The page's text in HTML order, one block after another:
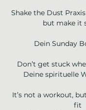
Shake the Dust
but make it
Dein Sunday
Don’t get stuck
Deine spirituelle
It’s not a workout,
fit